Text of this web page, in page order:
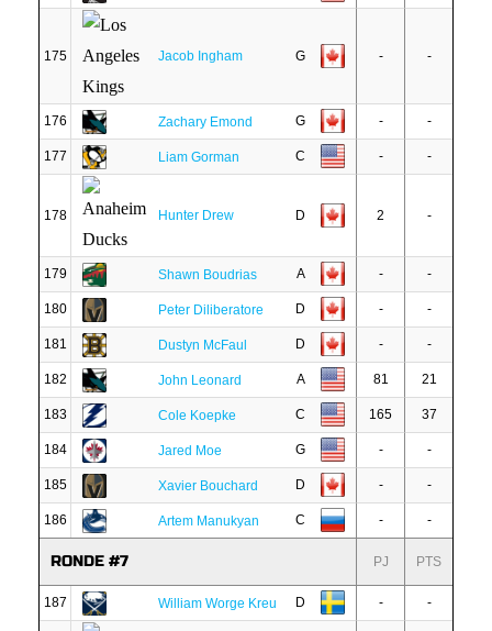
175 Jacob Ingham G - -
176 Zachary Emond G - -
177 Liam Gorman C - -
178 Hunter Drew D 2 -
179 Shawn Boudrias A - -
180 Peter Diliberatore D - -
181 Dustyn McFaul D - -
182 John Leonard A 81 21
183 Cole Koepke C 165 37
184 Jared Moe G - -
185 Xavier Bouchard D - -
186 Artem Manukyan C - -
RONDE #7 PJ PTS
187 William Worge Kreu D - -